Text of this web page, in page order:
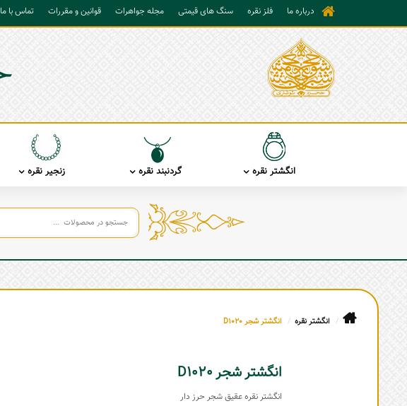
درباره ما فلز نقره سنگ های قیمتی مجله جواهرات قوانین و مقررات تماس با ما
انگشتر نقره گردنبند نقره زنجیر نقره
انگشتر نقره انگشتر شجر D1020
انگشتر شجر D1020
انگشتر نقره عقیق شجر حرز دار